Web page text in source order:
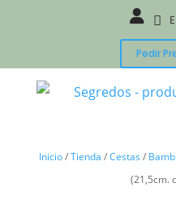
Pedir
Inicio/Tienda /Cestas /
(21,5cm.